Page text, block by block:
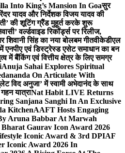
Into King’s Mansion In Goaसुर
यादव और निर्देशक विजय यादव की
की शूटिंग ग्रैंड मुहूर्त करके शुरू
वर्ल्डवाइड रिकॉर्ड्स पर रिलीज,
शिवानी सिंह का नया बोलबम गीतवीकेडीएल
एनपीए एवं डिस्ट्रेस्ड एसेट समाधान का बन
में बैंकिंग एवं वित्तीय क्षेत्र के लिए समग्र
Anuja Sahai Explores Spiritual
On Articulate With
विद अनुजा’ में स्वामी अभेदानंद के साथ
यात्राNat Habit LIVE Returns
Sanjana Sanghi In An Exclusive
KitchenAAFT Hosts Engaging
Aruna Babbar At Marwah
Bharat Gaurav Icon Award 2026
Iconic Award & 3rd DPIAF
Iconic Award 2026 In